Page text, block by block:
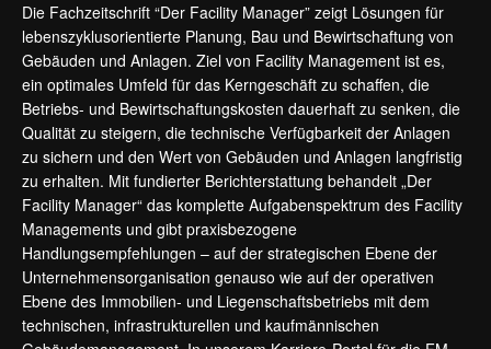
Die Fachzeitschrift “Der Facility Manager” zeigt Lösungen für
lebenszyklusorientierte Planung, Bau und Bewirtschaftung von
Gebäuden und Anlagen. Ziel von Facility Management ist es,
ein optimales Umfeld für das Kerngeschäft zu schaffen, die
Betriebs- und Bewirtschaftungskosten dauerhaft zu senken, die
Qualität zu steigern, die technische Verfügbarkeit der Anlagen
zu sichern und den Wert von Gebäuden und Anlagen langfristig
zu erhalten. Mit fundierter Berichterstattung behandelt „Der
Facility Manager“ das komplette Aufgabenspektrum des Facility
Managements und gibt praxisbezogene
Handlungsempfehlungen – auf der strategischen Ebene der
Unternehmensorganisation genauso wie auf der operativen
Ebene des Immobilien- und Liegenschaftsbetriebs mit dem
technischen, infrastrukturellen und kaufmännischen